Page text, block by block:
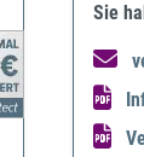
Sie